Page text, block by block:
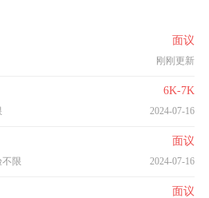
面议
刚刚更新
6K-7K
2024-07-16
面议
不限 2024-07-16
面议